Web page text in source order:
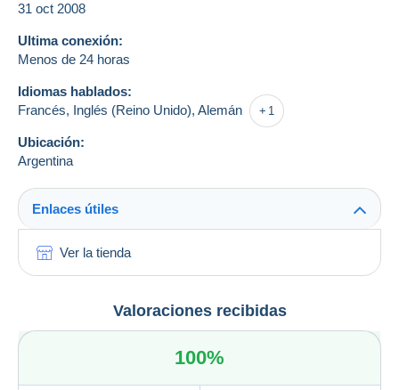
31 oct 2008
Ultima conexión:
Menos de 24 horas
Idiomas hablados:
Francés, Inglés (Reino Unido), Alemán 1
Ubicación:
Argentina
Enlaces útiles
Ver la tienda
Valoraciones recibidas
100%